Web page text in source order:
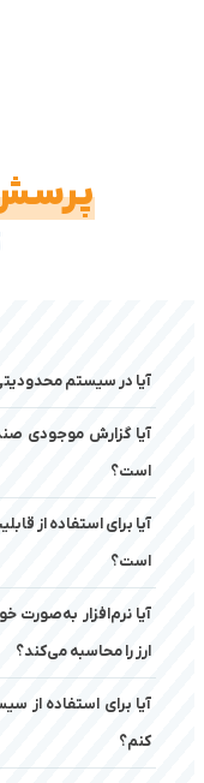
آیا در سیستم
آیا گزارش موجودی
است؟
آیا برای استفاده از
است؟
آیا نرم‌افزار به‌صورت
ارز را محاسبه می‌کند؟
آیا برای استفاده از
کنم؟